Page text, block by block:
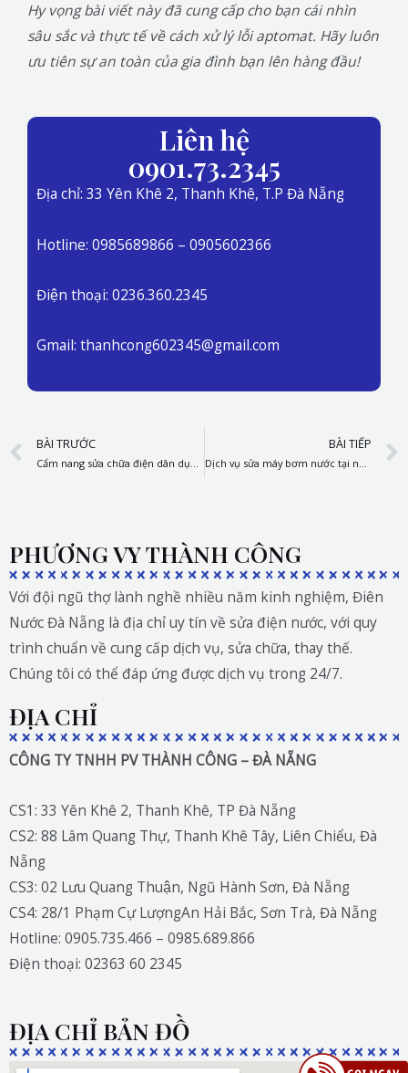
Hy vọng bài viết này đã cung cấp cho bạn cái nhìn
sâu sắc và thực tế về cách xử lý lỗi aptomat. Hãy luôn
ưu tiên sự an toàn của gia đình bạn lên hàng đầu!
Liên hệ
0901.73.2345
Địa chỉ: 33 Yên Khê 2, Thanh Khê, T.P Đà Nẵng
Hotline: 0985689866 – 0905602366
Điện thoại: 0236.360.2345
Gmail: thanhcong602345@gmail.com
Prev
BÀI TRƯỚC BÀI TIẾP
PHƯƠNG VY THÀNH CÔNG
Với đội ngũ thợ lành nghề nhiều năm kinh nghiệm, Điên
Nước Đà Nẵng là địa chỉ uy tín về sửa điện nước, với quy
trình chuẩn về cung cấp dịch vụ, sửa chữa, thay thế.
Chúng tôi có thể đáp ứng được dịch vụ trong 24/7.
ĐỊA CHỈ
CÔNG TY TNHH PV THÀNH CÔNG – ĐÀ NẴNG
CS1: 33 Yên Khê 2, Thanh Khê, TP Đà Nẵng
CS2: 88 Lâm Quang Thự, Thanh Khê Tây, Liên Chiểu, Đà
Nẵng
CS3: 02 Lưu Quang Thuận, Ngũ Hành Sơn, Đà Nẵng
CS4: 28/1 Phạm Cự LượngAn Hải Bắc, Sơn Trà, Đà Nẵng
Hotline: 0905.735.466 – 0985.689.866
Điện thoại: 02363 60 2345
ĐỊA CHỈ BẢN ĐỒ